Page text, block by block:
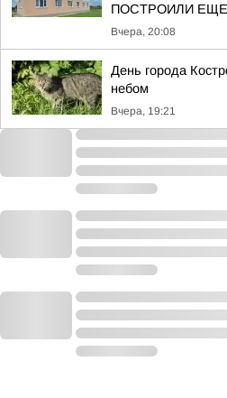
ПОСТРОИЛИ
Вчера, 20:08
День города
небом
Вчера, 19:21